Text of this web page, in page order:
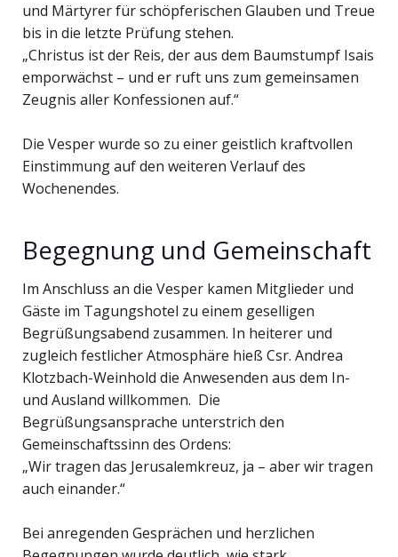
und Märtyrer für schöpferischen Glauben und Treue
bis in die letzte Prüfung stehen.
„Christus ist der Reis, der aus dem Baumstumpf Isais
emporwächst – und er ruft uns zum gemeinsamen
Zeugnis aller Konfessionen auf.“
Die Vesper wurde so zu einer geistlich kraftvollen
Einstimmung auf den weiteren Verlauf des
Wochenendes.
Begegnung und Gemeinschaft
Im Anschluss an die Vesper kamen Mitglieder und
Gäste im Tagungshotel zu einem geselligen
Begrüßungsabend zusammen. In heiterer und
zugleich festlicher Atmosphäre hieß Csr. Andrea
Klotzbach-Weinhold die Anwesenden aus dem In-
und Ausland willkommen. Die
Begrüßungsansprache unterstrich den
Gemeinschaftssinn des Ordens:
„Wir tragen das Jerusalemkreuz, ja – aber wir tragen
auch einander.“
Bei anregenden Gesprächen und herzlichen